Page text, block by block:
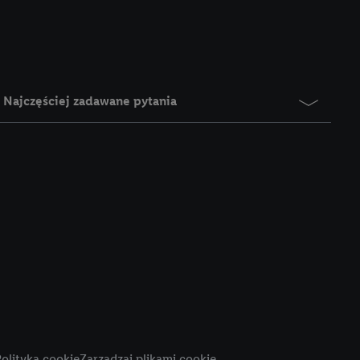
Najczęściej zadawane pytania
jednym z wyżej
możemy
rozpoznać
W tym celu
adres e-
adresu IP. Jeśli
użyciu adresu IP i
usług Lidl. W
Zgodę na
celów marketingu